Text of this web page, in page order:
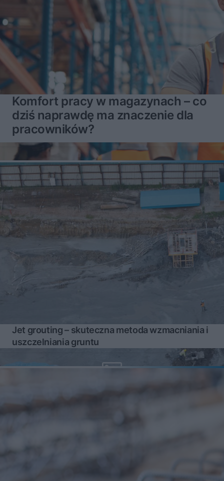
Komfort pracy w magazynach – co
dziś naprawdę ma znaczenie dla
pracowników?
Jet grouting – skuteczna metoda wzmacniania i
uszczelniania gruntu